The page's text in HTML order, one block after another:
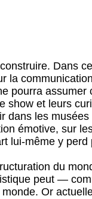
Dans
la
pourra assumer
show et leurs
dans les musées
émotive, sur
lui-même y perd
du
peut —
Or